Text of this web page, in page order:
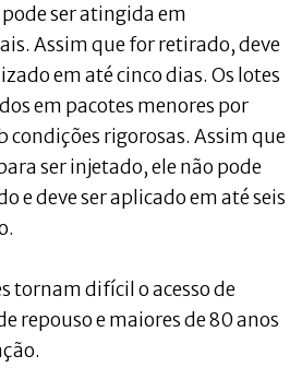
ser atingida em
Assim que for retirado, deve
em até cinco dias. Os lotes
em pacotes menores por
condições rigorosas. Assim que
ser injetado, ele não pode
e deve ser aplicado em até seis
tornam difícil o acesso de
repouso e maiores de 80 anos